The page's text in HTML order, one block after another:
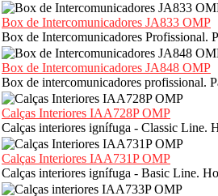
Box de Intercomunicadores JA833 OMP
Box de Intercomunicadores Profissional.
Box de Intercomunicadores JA848 OMP
Box de intercomunicadores profissional.
Calças Interiores IAA728P OMP
Calças interiores ignífuga - Classic Line.
Calças Interiores IAA731P OMP
Calças interiores ignífuga - Basic Line.